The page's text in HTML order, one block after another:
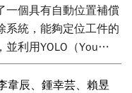
一個具有自動位置補償
系統，能夠定位工件的
利用YOLO（You
測。本文中的實驗工件
用了一種位置補償方
韋辰、鍾幸芸、賴昱